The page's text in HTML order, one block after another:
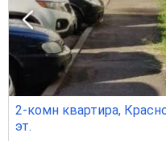
2-комн квартира,
эт.